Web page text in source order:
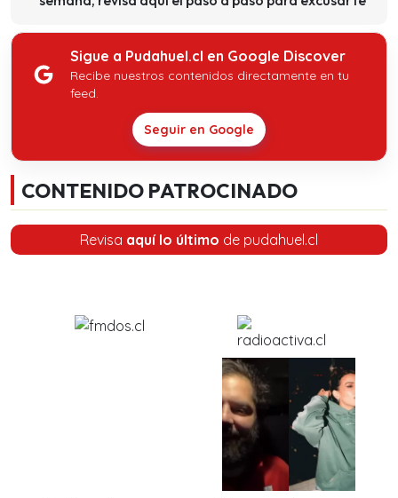
Sigue a Pudahuel.cl en Google Discover
Recibe nuestros contenidos directamente en tu
feed.
Seguir en Google
CONTENIDO PATROCINADO
Revisa aquí lo último de pudahuel.cl